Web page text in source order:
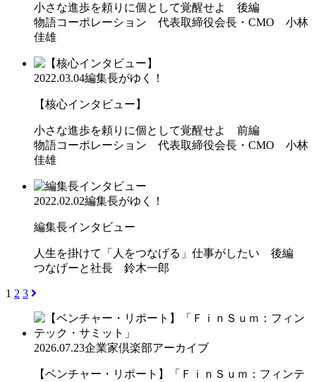
小さな進歩を頼りに個として覚醒せよ 後編
物語コーポレーション 代表取締役会長・CMO 小林
佳雄
2022.03.04編集長がゆく！
【核心インタビュー】
小さな進歩を頼りに個として覚醒せよ 前編
物語コーポレーション 代表取締役会長・CMO 小林
佳雄
2022.02.02編集長がゆく！
編集長インタビュー
人生を掛けて「人をつなげる」仕事がしたい 後編
つなげーと社長 鈴木一郎
1 2 3
2026.07.23企業家倶楽部アーカイブ
【ベンチャー・リポート】「ＦｉｎＳｕｍ：フィンテ